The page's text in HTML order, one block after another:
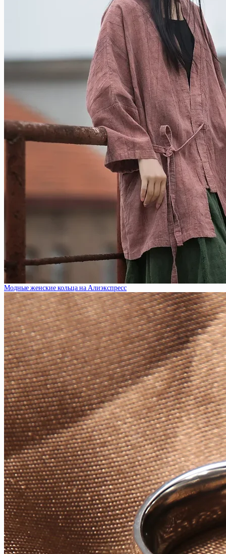
Модные женские кольца на Алиэкспресс